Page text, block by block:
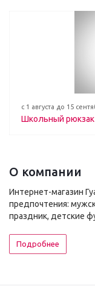
с 1 августа до 15
Школьный рюкзак
О компании
Интернет-магазин
предпочтения:
праздник, детские
Подробнее